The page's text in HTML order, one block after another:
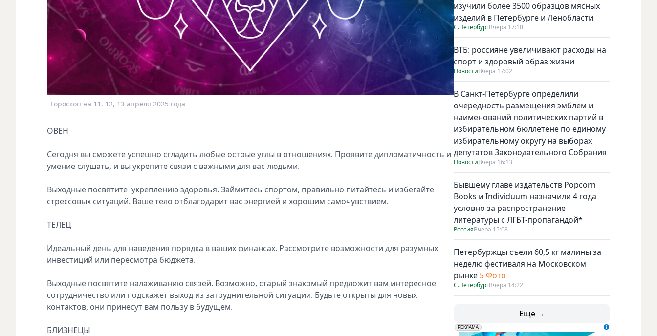
Гороскоп на 11, 12, 13 апреля 2025 года
ОВЕН
Сегодня вы сможете успешно сгладить любые острые углы в отношениях. Проявите дипломатичность и
умение слушать, и вы укрепите связи с важными для вас людьми.
Выходные посвятите укреплению здоровья. Займитесь спортом, правильно питайтесь и избегайте
стрессовых ситуаций. Ваше тело отблагодарит вас энергией и хорошим самочувствием.
ТЕЛЕЦ
Идеальный день для наведения порядка в ваших финансах. Рассмотрите возможности для разумных
инвестиций или пересмотра бюджета.
Выходные посвятите налаживанию связей. Возможно, старый знакомый предложит вам интересное
сотрудничество или подскажет выход из затруднительной ситуации. Будьте открыты для новых
контактов, они принесут вам пользу в будущем.
БЛИЗНЕЦЫ
изучили более 3500 образцов мясных
изделий в Петербурге и Ленобласти
С.ПетербургВчера 17:10
ВТБ: россияне увеличивают расходы на
спорт и здоровый образ жизни
НовостиВчера 17:02
В Санкт-Петербурге определили
очередность размещения эмблем и
наименований политических партий в
избирательном бюллетене по единому
избирательному округу на выборах
депутатов Законодательного Собрания
НовостиВчера 16:13
Бывшему главе издательств Popcorn
Books и Individuum назначили 4 года
условно за распространение
литературы с ЛГБТ-пропагандой*
РоссияВчера 15:08
Петербуржцы съели 60,5 кг малины за
неделю фестиваля на Московском
рынке 5 Фото
С.ПетербургВчера 14:22
Еще →
erid: LdtCK5udn
РЕКЛАМА
АО "ГАТР", ИНН: 7841320717